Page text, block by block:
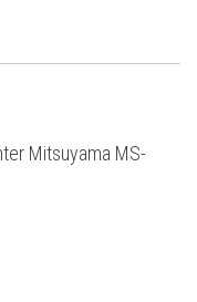
Mitsuyama MS-